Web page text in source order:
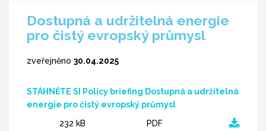
Dostupná a udržitelná energie
pro čistý evropský průmysl
zveřejněno 30.04.2025
STÁHNĚTE SI Policy briefing Dostupná a udržitelná
energie pro čistý evropský průmysl
232 kB
PDF
Hledaný výraz